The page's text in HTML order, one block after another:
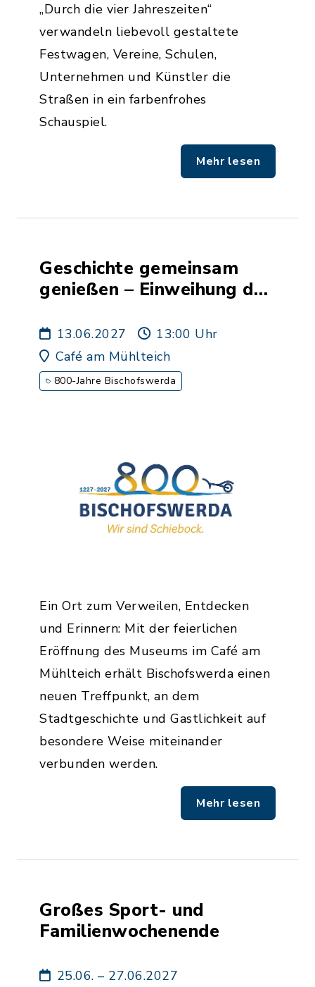
„Durch die vier Jahreszeiten“
verwandeln liebevoll gestaltete
Festwagen, Vereine, Schulen,
Unternehmen und Künstler die
Straßen in ein farbenfrohes
Schauspiel.
Mehr lesen
Geschichte gemeinsam
genießen – Einweihung des
Mühlteich
13.06.2027
13:00 Uhr
Café am Mühlteich
800-Jahre Bischofswerda
Ein Ort zum Verweilen, Entdecken
und Erinnern: Mit der feierlichen
Eröffnung des Museums im Café am
Mühlteich erhält Bischofswerda einen
neuen Treffpunkt, an dem
Stadtgeschichte und Gastlichkeit auf
besondere Weise miteinander
verbunden werden.
Mehr lesen
Großes Sport- und
Familienwochenende
25.06. – 27.06.2027